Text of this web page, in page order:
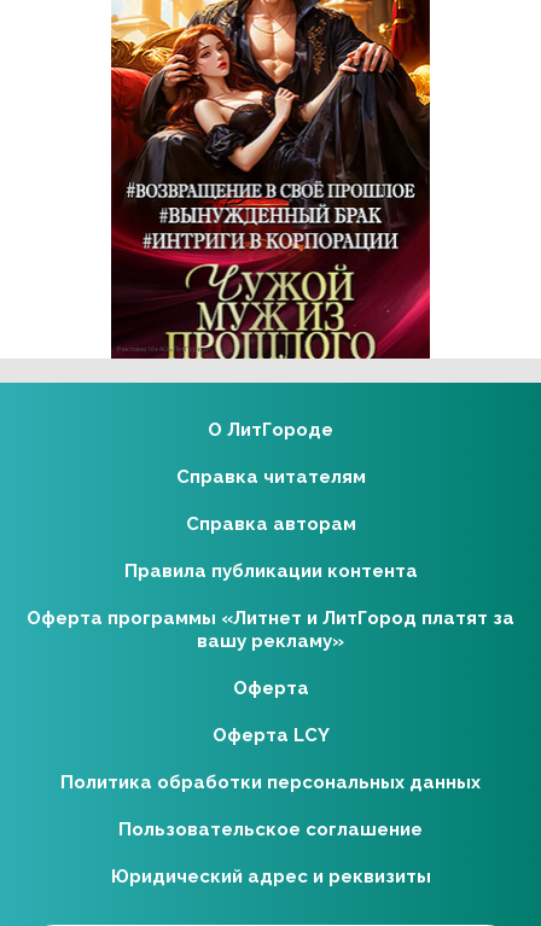
Реклама 16+ АО «ЛитГород»
О ЛитГороде
Справка читателям
Справка авторам
Правила публикации контента
Оферта программы «Литнет и ЛитГород платят за
вашу рекламу»
Оферта
Оферта LCY
Политика обработки персональных данных
Пользовательское соглашение
Юридический адрес и реквизиты